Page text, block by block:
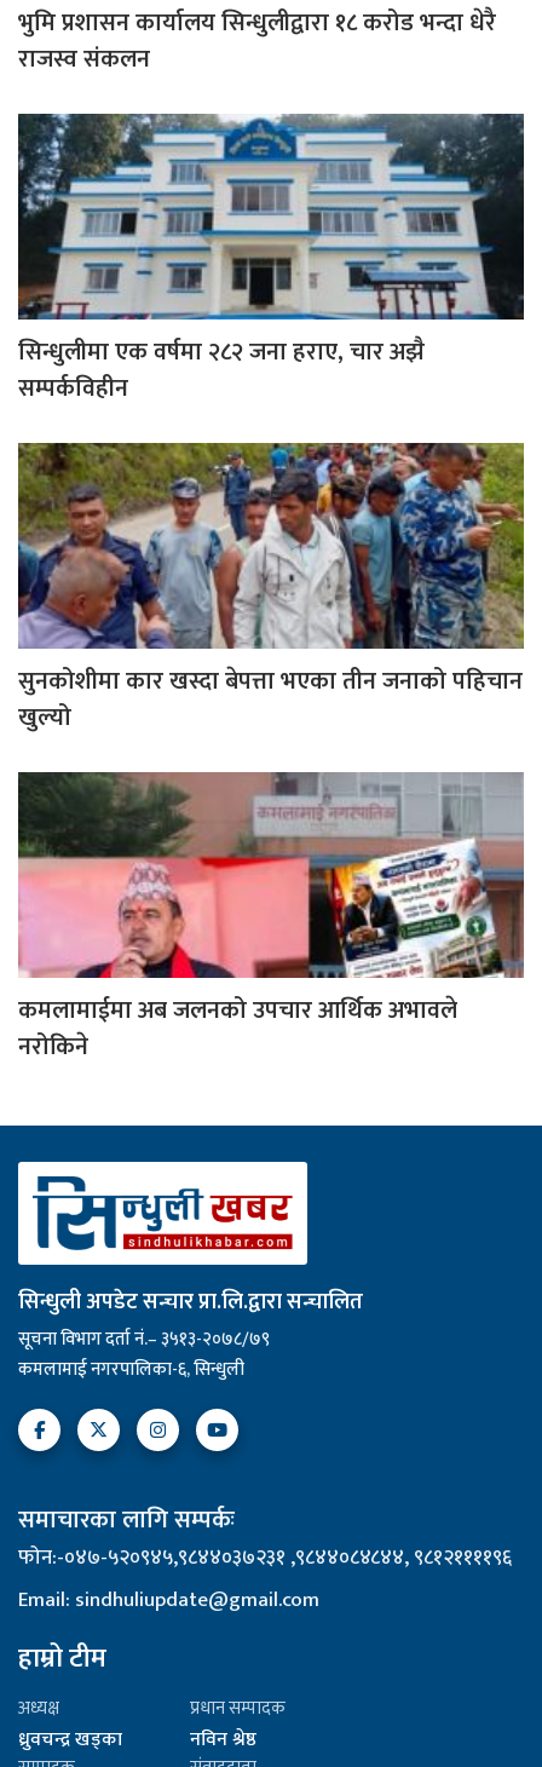
भुमि प्रशासन कार्यालय सिन्धुलीद्वारा १८ करोड भन्दा धेरै
राजस्व संकलन
सिन्धुलीमा एक वर्षमा २८२ जना हराए, चार अझै
सम्पर्कविहीन
सुनकोशीमा कार खस्दा बेपत्ता भएका तीन जनाको पहिचान
खुल्यो
कमलामाईमा अब जलनको उपचार आर्थिक अभावले
नरोकिने
सिन्धुली अपडेट सन्चार प्रा.लि.द्वारा सन्चालित
सूचना विभाग दर्ता नं.– ३५१३-२०७८/७९
कमलामाई नगरपालिका-६, सिन्धुली
समाचारका लागि सम्पर्कः
फोन:-०४७-५२०९४५,९८४४०३७२३१ ,९८४४०८४८४४, ९८१२११११९६
Email: sindhuliupdate@gmail.com
हाम्रो टीम
अध्यक्ष
ध्रुवचन्द्र खड्का
प्रधान सम्पादक
नविन श्रेष्ठ